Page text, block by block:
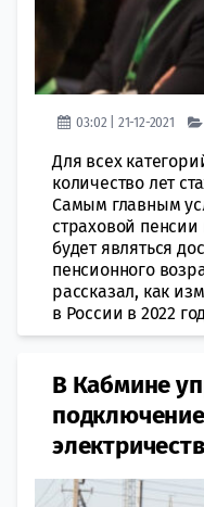
03:02 | 21-12-2021
Для всех
количество лет
Самым главным
страховой
будет являться
пенсионного
рассказал, как
в России в 2022
В Кабмине